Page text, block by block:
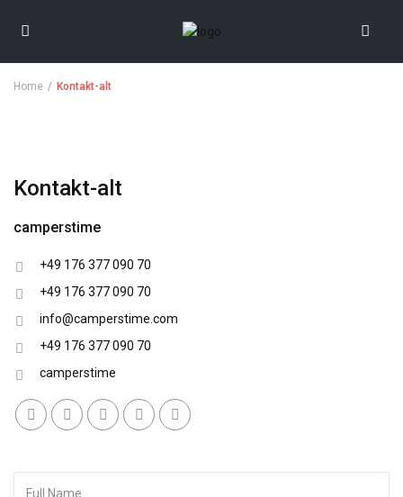
Home Kontakt-alt
Kontakt-alt
camperstime
+49 176 377 090 70
+49 176 377 090 70
info@camperstime.com
+49 176 377 090 70
camperstime